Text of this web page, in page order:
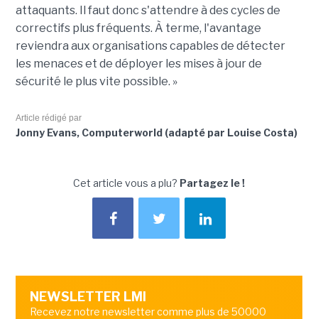
attaquants. Il faut donc s'attendre à des cycles de
correctifs plus fréquents. À terme, l'avantage
reviendra aux organisations capables de détecter
les menaces et de déployer les mises à jour de
sécurité le plus vite possible. »
Article rédigé par
Jonny Evans, Computerworld (adapté par Louise Costa)
Cet article vous a plu? Partagez le !
NEWSLETTER LMI
Recevez notre newsletter comme plus de 50000